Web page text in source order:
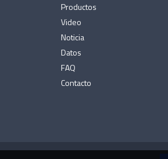
Productos
Video
Noticia
Datos
FAQ
Contacto